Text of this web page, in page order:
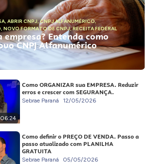
, ABRIR CNPJ,CNPJ ALFANUMÉRICO,
, NOVO FORMATO DE CNPJ,RECEITA FEDERAL
empresa? Entenda como
CNPJ Alfanumérico
06:24
Como ORGANIZAR sua EMPRESA. Reduzir
erros e crescer com SEGURANÇA.
Sebrae Paraná 12/05/2026
Como definir o PREÇO DE VENDA. Passo a
passo atualizado com PLANILHA
GRATUITA
Sebrae Paraná 05/05/2026